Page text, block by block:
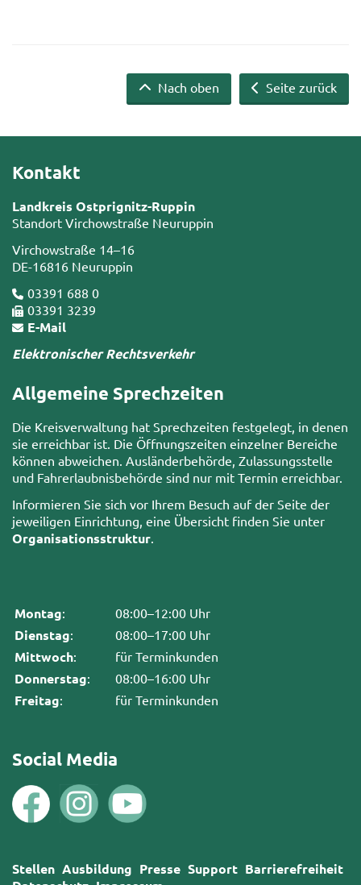
Seite zurück
Nach oben
Kontakt
Landkreis Ostprignitz-Ruppin
Standort Virchowstraße Neuruppin
Virchowstraße 14–16
DE-16816 Neuruppin
03391 688 0
03391 3239
E-Mail
Elektronischer Rechtsverkehr
Allgemeine Sprechzeiten
Die Kreisverwaltung hat Sprechzeiten festgelegt, in denen
sie erreichbar ist. Die Öffnungszeiten einzelner Bereiche
können abweichen. Ausländerbehörde, Zulassungsstelle
und Fahrerlaubnisbehörde sind nur mit Termin erreichbar.
Informieren Sie sich vor Ihrem Besuch auf der Seite der
jeweiligen Einrichtung, eine Übersicht finden Sie unter
Organisationsstruktur
Montag: 08:00–12:00 Uhr
Dienstag: 08:00–17:00 Uhr
Mittwoch: für Terminkunden
Donnerstag: 08:00–16:00 Uhr
Freitag: für Terminkunden
Social Media
Stellen Ausbildung Presse Support Barrierefreiheit